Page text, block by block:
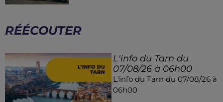
RÉÉCOUTER
L'info du Tarn du
07/08/26 à 06h00
L'info du Tarn du 07/08/26 à
06h00